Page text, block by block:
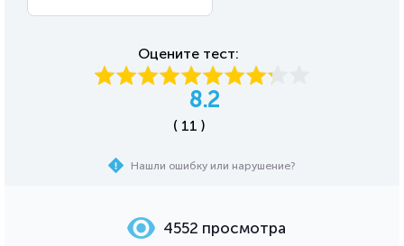
Оцените тест:
8.2
( 11 )
Нашли ошибку или нарушение?
4552 просмотра